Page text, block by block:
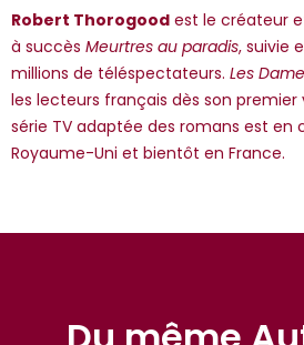
Robert Thorogood est le créateur
à succès Meurtres au paradis, suivie
millions de téléspectateurs. Les
les lecteurs français dès son premier
série TV adaptée des romans est en
Royaume-Uni et bientôt en France.